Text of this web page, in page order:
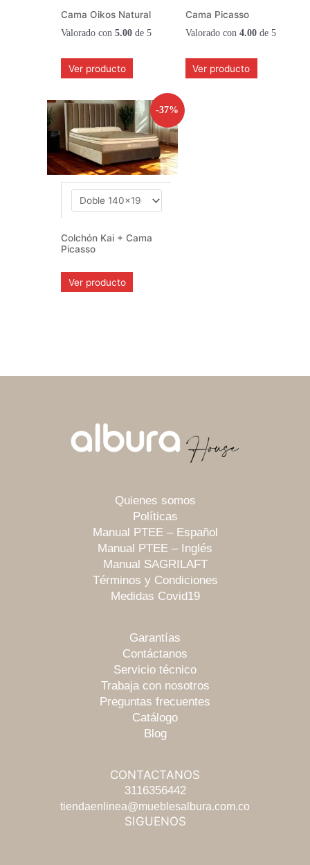
Cama Oikos Natural
Valorado con5.00 de 5
Ver producto
Cama Picasso
Valorado con4.00 de 5
Ver producto
-37%
Colchón Kai + Cama
Picasso
Ver producto
Quienes somos
Políticas
Manual PTEE – Español
Manual PTEE – Inglés
Manual SAGRILAFT
Términos y Condiciones
Medidas Covid19
Garantías
Contáctanos
Servicio técnico
Trabaja con nosotros
Preguntas frecuentes
Catálogo
Blog
CONTACTANOS
3116356442
tiendaenlinea@mueblesalbura.com.co
SIGUENOS